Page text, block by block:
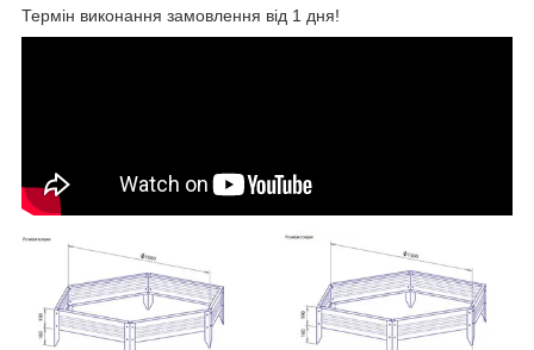
Термін виконання замовлення від 1 дня!